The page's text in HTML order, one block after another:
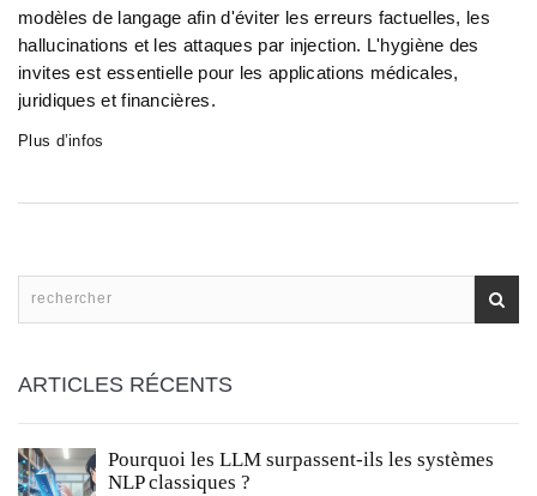
modèles de langage afin d'éviter les erreurs factuelles, les
hallucinations et les attaques par injection. L'hygiène des
invites est essentielle pour les applications médicales,
juridiques et financières.
Plus d’infos
ARTICLES RÉCENTS
Pourquoi les LLM surpassent-ils les systèmes
NLP classiques ?